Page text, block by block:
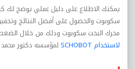
يمكنك الاطلاع على دليل عملي يوضح لك
سكوبوت والحصول على أفضل النتائج
محرك البحث سكوبوت وذلك من خلال
لاستخدام SCHOBOT
لمؤسسه دكتور محمد